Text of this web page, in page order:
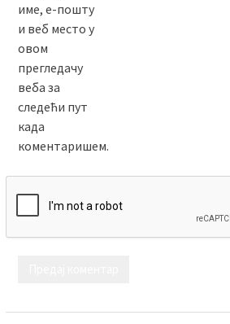
име, е-пошту
и веб место у
овом
прегледачу
веба за
следећи пут
када
коментаришем.